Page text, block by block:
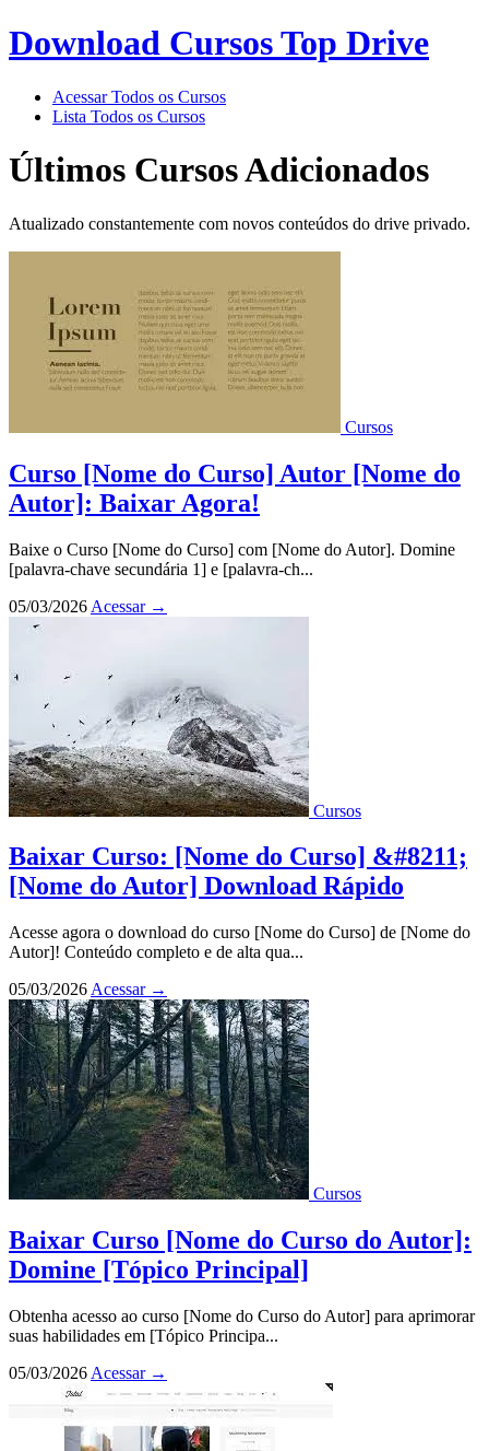
Download Cursos Top Drive
Acessar Todos os Cursos
Lista Todos os Cursos
Últimos Cursos Adicionados
Atualizado constantemente com novos conteúdos do drive privado.
Cursos
Curso [Nome do Curso] Autor [Nome do
Autor]: Baixar Agora!
Baixe o Curso [Nome do Curso] com [Nome do Autor]. Domine
[palavra-chave secundária 1] e [palavra-ch...
05/03/2026 Acessar →
Cursos
Baixar Curso: [Nome do Curso] &#8211;
[Nome do Autor] Download Rápido
Acesse agora o download do curso [Nome do Curso] de [Nome do
Autor]! Conteúdo completo e de alta qua...
05/03/2026 Acessar →
Cursos
Baixar Curso [Nome do Curso do Autor]:
Domine [Tópico Principal]
Obtenha acesso ao curso [Nome do Curso do Autor] para aprimorar
suas habilidades em [Tópico Principa...
05/03/2026 Acessar →